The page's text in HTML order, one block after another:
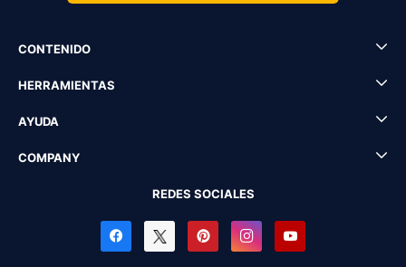
CONTENIDO
HERRAMIENTAS
AYUDA
COMPANY
REDES SOCIALES